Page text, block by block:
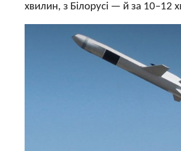
хвилин, з Білорусі — й за 10–12